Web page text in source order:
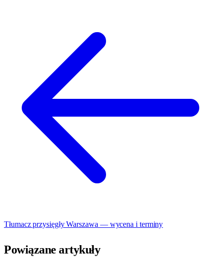
Tłumacz przysięgły Warszawa — wycena i terminy
Powiązane artykuły